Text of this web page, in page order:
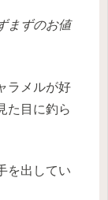
まずのお値
ラメルが好
た目に釣ら
を出してい